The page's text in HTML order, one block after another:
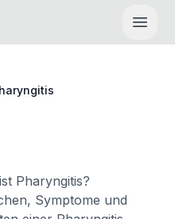
Pharyngitis?
Symptome und